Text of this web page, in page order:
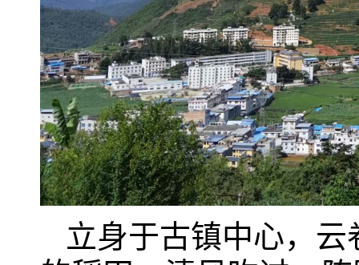
立身于古镇中心，